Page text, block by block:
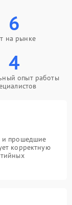
6
на рынке
4
опыт работы
и прошедшие
корректную